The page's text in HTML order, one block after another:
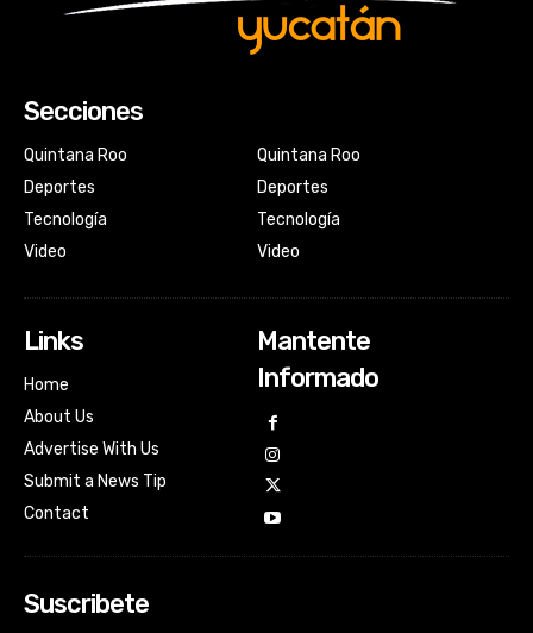
Secciones
Quintana Roo
Deportes
Tecnología
Video
Quintana Roo
Deportes
Tecnología
Video
Links
Home
About Us
Advertise With Us
Submit a News Tip
Contact
Mantente
Informado
Suscribete